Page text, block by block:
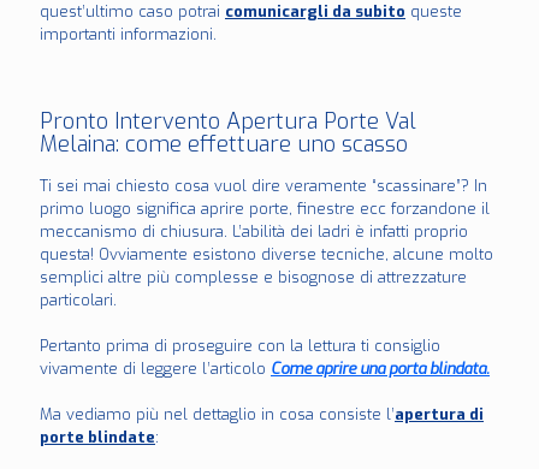
quest’ultimo caso potrai comunicargli da subito queste
importanti informazioni.
Pronto Intervento Apertura Porte Val
Melaina: come effettuare uno scasso
Ti sei mai chiesto cosa vuol dire veramente “scassinare”? In
primo luogo significa aprire porte, finestre ecc forzandone il
meccanismo di chiusura. L’abilità dei ladri è infatti proprio
questa! Ovviamente esistono diverse tecniche, alcune molto
semplici altre più complesse e bisognose di attrezzature
particolari.
Pertanto prima di proseguire con la lettura ti consiglio
vivamente di leggere l’articolo Come aprire una porta blindata.
Ma vediamo più nel dettaglio in cosa consiste l’apertura di
porte blindate: